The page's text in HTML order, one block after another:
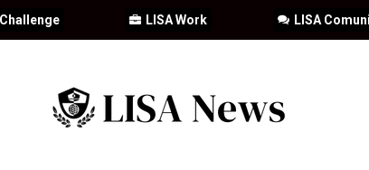
LISA
LISA Work